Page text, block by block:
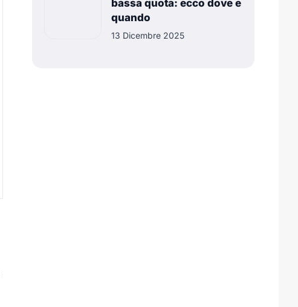
bassa quota: ecco dove e
quando
13 Dicembre 2025